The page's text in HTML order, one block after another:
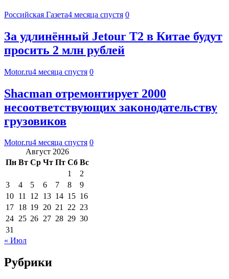
Российская Газета4 месяца спустя 0
За удлинённый Jetour T2 в Китае будут
просить 2 млн рублей
Motor.ru4 месяца спустя 0
Shacman отремонтирует 2000
несоответствующих законодательству
грузовиков
Motor.ru4 месяца спустя 0
Август 2026
Пн Вт Ср Чт Пт Сб Вс
1
2
3
4 5 6 7 8
9
10 11 12 13 14 15 16
17 18 19 20 21 22 23
24 25 26 27 28 29 30
31
« Июл
Рубрики